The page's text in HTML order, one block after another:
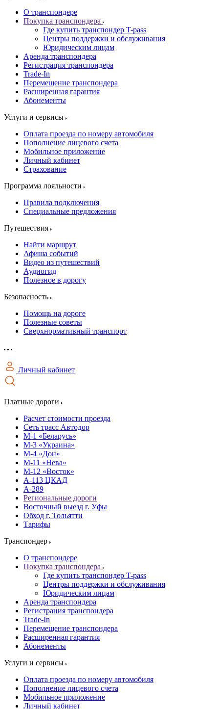
О транспондере
Покупка транспондера
Где купить транспондер T-pass
Центры поддержки и обслуживания
Юридическим лицам
Аренда транспондера
Регистрация транспондера
Trade-In
Перемещение транспондера
Расширенная гарантия
Абонементы
Услуги и сервисы
Оплата проезда по номеру автомобиля
Пополнение лицевого счета
Мобильное приложение
Личный кабинет
Страхование
Программа лояльности
Правила подключения
Специальные предложения
Путешествия
Найти маршрут
Афиша событий
Видео из путешествий
Аудиогид
Полезное в дорогу
Безопасность
Помощь на дороге
Полезные советы
Сверхнормативный транспорт
Личный кабинет
Платные дороги
Расчет стоимости проезда
Сеть трасс Автодор
М-1 «Беларусь»
М-3 «Украина»
М-4 «Дон»
М-11 «Нева»
М-12 «Восток»
А-113 ЦКАД
А-289
Региональные дороги
Восточный выезд г. Уфы
Обход г. Тольятти
Тарифы
Транспондер
О транспондере
Покупка транспондера
Где купить транспондер T-pass
Центры поддержки и обслуживания
Юридическим лицам
Аренда транспондера
Регистрация транспондера
Trade-In
Перемещение транспондера
Расширенная гарантия
Абонементы
Услуги и сервисы
Оплата проезда по номеру автомобиля
Пополнение лицевого счета
Мобильное приложение
Личный кабинет